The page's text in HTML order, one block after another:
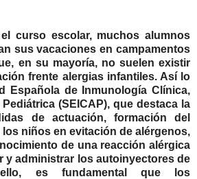
curso escolar, muchos alumnos
sus vacaciones en campamentos
en su mayoría, no suelen existir
frente alergias infantiles.Así lo
Española de Inmunología Clínica,
(SEICAP), que destaca la
de actuación, formación del
niños en evitación de alérgenos,
de una reacción alérgica
y administrar los autoinyectores de
es fundamental que los